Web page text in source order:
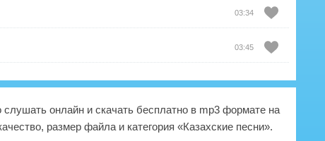
03:34
03:45
слушать онлайн и скачать бесплатно в mp3 формате на
размер файла и категория «Казахские песни».